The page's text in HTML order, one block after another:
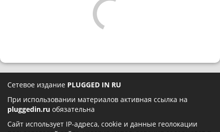
Сетевое издание PLUGGED IN RU
При использовании материалов активная ссылка на
pluggedin.ru обязательна
Сайт использует IP-адреса, cookie и данные геолокации